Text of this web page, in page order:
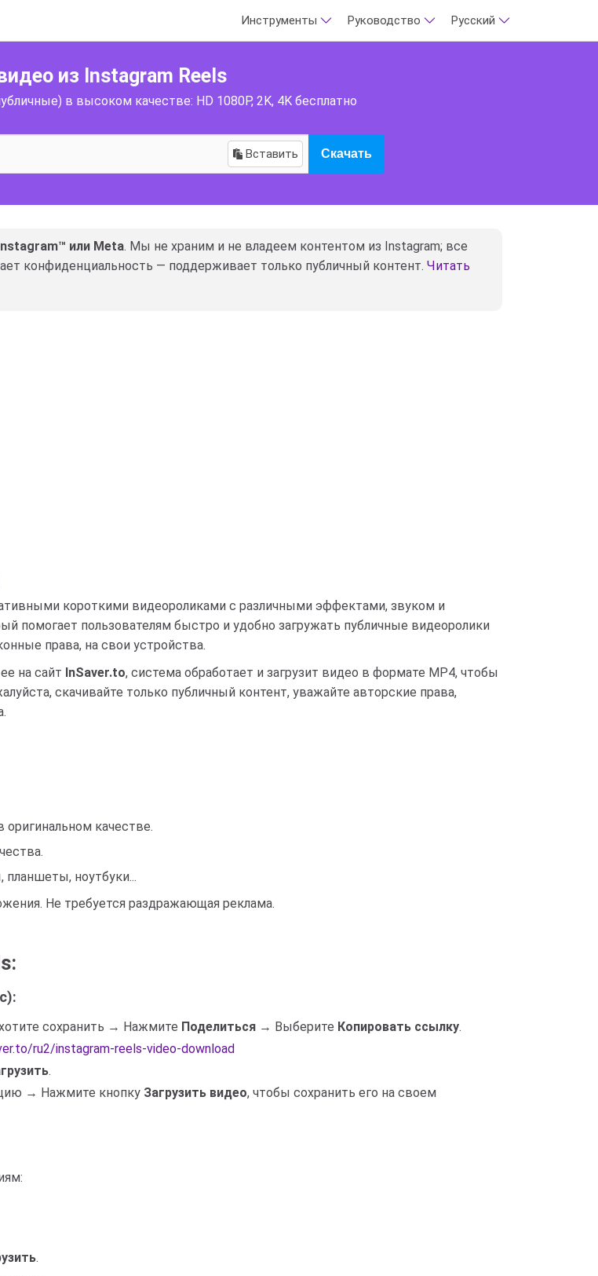
Инструменты Руководство Русский
из Instagram Reels
в высоком качестве: HD 1080P, 2K, 4K бесплатно
Вставить Скачать
или Meta. Мы не храним и не владеем контентом из Instagram; все
конфиденциальность — поддерживает только публичный контент. Читать
короткими видеороликами с различными эффектами, звуком и
помогает пользователям быстро и удобно загружать публичные видеоролики
права, на свои устройства.
на сайт InSaver.to, система обработает и загрузит видео в формате MP4, чтобы
скачивайте только публичный контент, уважайте авторские права,
оригинальном качестве.
планшеты, ноутбуки...
Не требуется раздражающая реклама.
сохранить → Нажмите Поделиться → Выберите Копировать ссылку.
ru2/instagram-reels-video-download
.
→ Нажмите кнопку Загрузить видео, чтобы сохранить его на своем
.